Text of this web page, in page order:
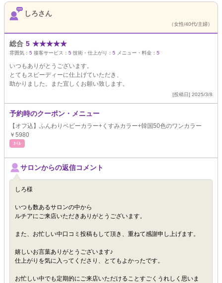
しろさん
（女性/40代/主婦）
総合 5 ★★★★★
雰囲気： 5 接客サービス： 5 技術・仕上がり： 5 メニュー・料金： 5
いつもありがとうございます。
とてもスピーディーに仕上げていただき、
助かりました。また宜しくお願い致します。
[投稿日] 2025/3/8
予約時のクーポン・メニュー
【オフ込】ふんわりベビーカラー+くすみカラー+韓国50色のワンカラー
￥5980
ﾈｲﾙ
サロンからの返信コメント
しろ様
いつも数あるサロンの中から
ルチアにご来店いただきありがとうございます。
また、お忙しい中口コミ投稿もして頂き、重ねて感謝申し上げます。
嬉しいお言葉ありがとうございます♪
仕上がりを気に入ってくださり、とてもよかったです。
お忙しい中でも定期的にご来店いただけることすごくうれしく思いま